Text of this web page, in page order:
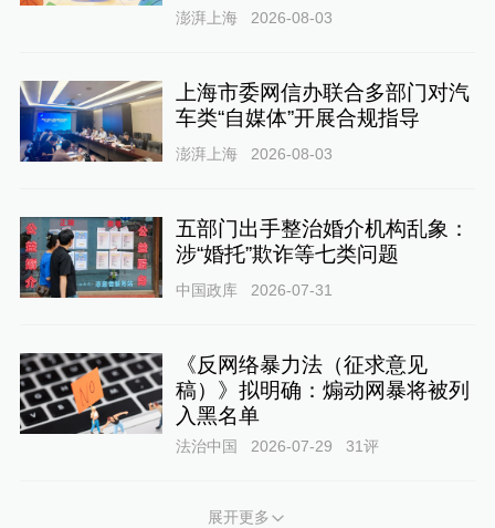
澎湃上海 2026-08-03
上海市委网信办联合多部门对汽
车类“自媒体”开展合规指导
澎湃上海 2026-08-03
五部门出手整治婚介机构乱象：
涉“婚托”欺诈等七类问题
中国政库 2026-07-31
《反网络暴力法（征求意见
稿）》拟明确：煽动网暴将被列
入黑名单
法治中国 2026-07-29 31评
展开更多